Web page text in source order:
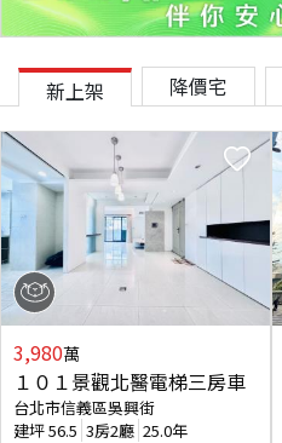
新上架 降價宅
3,980萬
１０１景觀北醫電梯三房車
台北市信義區吳興街
建坪56.5 3房2廳 25.0年